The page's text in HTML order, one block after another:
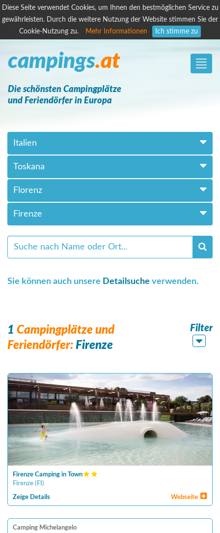
Diese Seite verwendet Cookies, um Ihnen den bestmöglichen Service zu
gewährleisten. Durch die weitere Nutzung der Website stimmen Sie der
Cookie-Nutzung zu.
Mehr Informationen Ich stimme zu
Toggle
campings.at
Die schönsten Campingplätze
und Feriendörfer in Europa
Italien
Toskana
Florenz
Firenze
Sie können auch unsere Detailsuche verwenden.
1 Campingplätze und
Feriendörfer: Firenze
Filter
Firenze Camping in Town
Firenze ( FI )
Zeige Details Webseite
Camping Michelangelo